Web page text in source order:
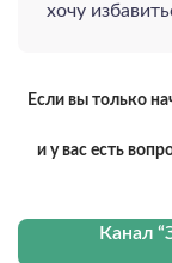
хочу
Если вы только
и у вас есть
Канал